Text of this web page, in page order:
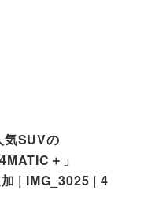
気SUVの
＋」
| IMG_3025 | 4